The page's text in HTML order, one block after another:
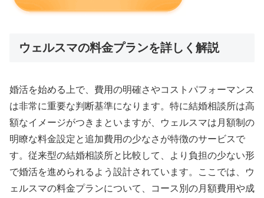
ウェルスマの料金プランを詳しく解説
婚活を始める上で、費用の明確さやコストパフォーマンス
は非常に重要な判断基準になります。特に結婚相談所は高
額なイメージがつきまといますが、ウェルスマは月額制の
明瞭な料金設定と追加費用の少なさが特徴のサービスで
す。従来型の結婚相談所と比較して、より負担の少ない形
で婚活を進められるよう設計されています。ここでは、ウ
ェルスマの料金プランについて、コース別の月額費用や成